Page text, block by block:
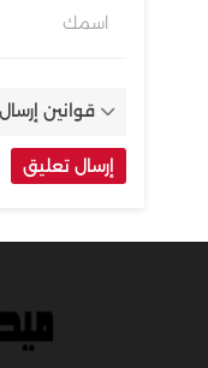
اسمك
قوانين